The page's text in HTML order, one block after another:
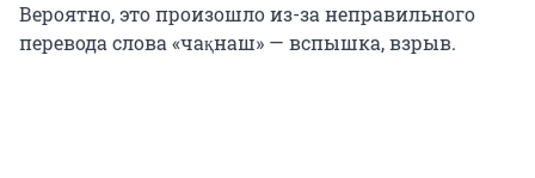
Вероятно, это произошло из-за неправильного
перевода слова «чақнаш» — вспышка, взрыв.